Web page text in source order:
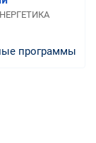
программы